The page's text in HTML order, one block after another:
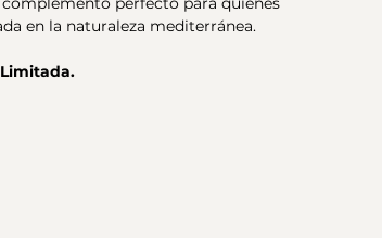
en la naturaleza mediterránea.